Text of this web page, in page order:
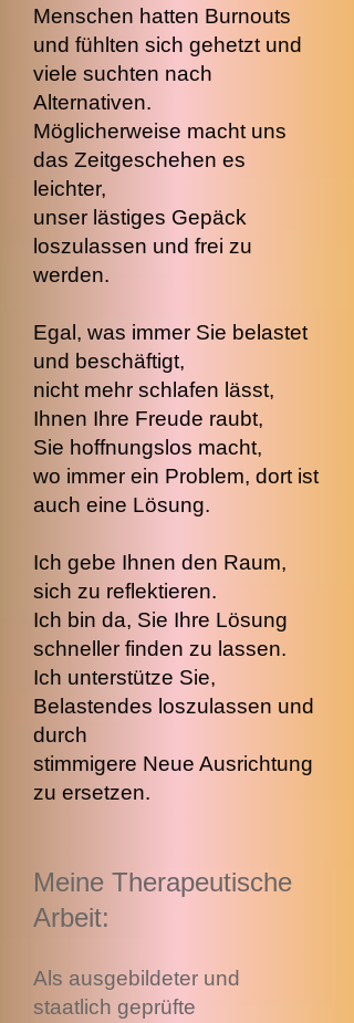
Menschen hatten Burnouts
und fühlten sich gehetzt und
viele suchten nach
Alternativen.
Möglicherweise macht uns
das Zeitgeschehen es
leichter,
unser lästiges Gepäck
loszulassen und frei zu
werden.
Egal, was immer Sie belastet
und beschäftigt,
nicht mehr schlafen lässt,
Ihnen Ihre Freude raubt,
Sie hoffnungslos macht,
wo immer ein Problem, dort ist
auch eine Lösung.
Ich gebe Ihnen den Raum,
sich zu reflektieren.
Ich bin da, Sie Ihre Lösung
schneller finden zu lassen.
Ich unterstütze Sie,
Belastendes loszulassen und
durch
stimmigere Neue Ausrichtung
zu ersetzen.
Meine Therapeutische
Arbeit:
Als ausgebildeter und
staatlich geprüfte